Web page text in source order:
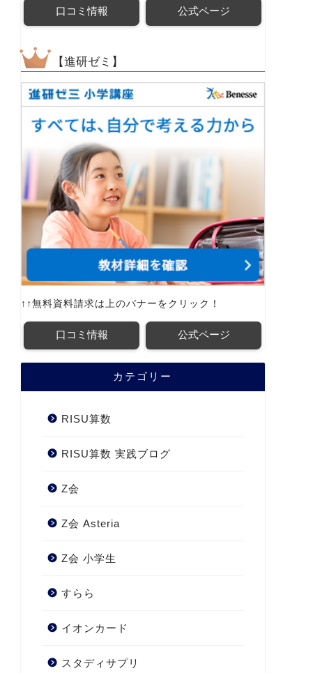
口コミ情報 公式ページ
【進研ゼミ】
↑↑無料資料請求は上のバナーをクリック！
口コミ情報 公式ページ
カテゴリー
RISU算数
RISU算数 実践ブログ
Z会
Z会 Asteria
Z会 小学生
すらら
イオンカード
スタディサプリ